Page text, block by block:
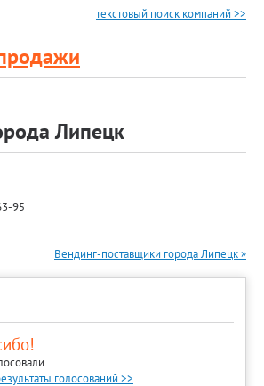
текстовый поиск компаний >>
Липецк
95
Вендинг-поставщики города Липецк »
голосований >>.